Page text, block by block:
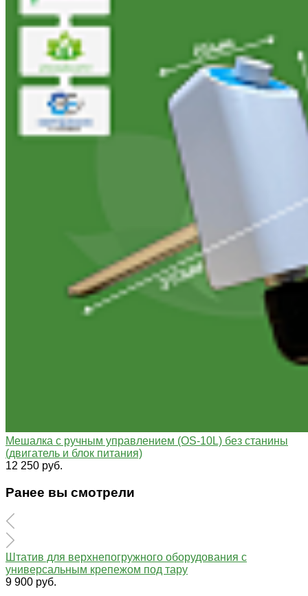
Мешалка с ручным управлением (OS-10L) без станины
(двигатель и блок питания)
12 250 руб.
Ранее вы смотрели
Штатив для верхнепогружного оборудования с
универсальным крепежом под тару
9 900 руб.